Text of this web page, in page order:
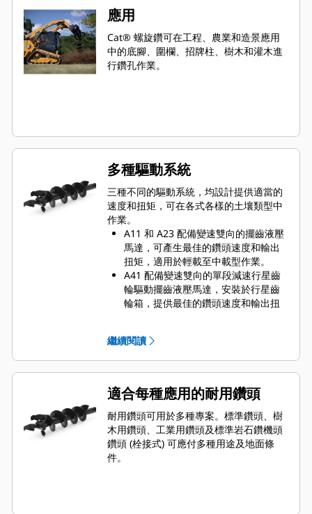
應用
Cat® 螺旋鑽可在工程、農業和造景應用
中的底腳、圍欄、招牌柱、樹木和灌木進
行鑽孔作業。
多種驅動系統
三種不同的驅動系統，均設計提供適當的
速度和扭矩，可在各式各樣的土壤類型中
作業。
A11 和 A23 配備變速雙向的擺齒液壓
馬達，可產生最佳的鑽頭速度和輸出
扭矩，適用於輕載至中載型作業。
A41 配備變速雙向的單段減速行星齒
輪驅動擺齒液壓馬達，安裝於行星齒
輪箱，提供最佳的鑽頭速度和輸出扭
輪驅動液壓齒輪馬達，安裝於行星齒
輪箱，提供最佳的鑽頭速度和輸出扭
矩，適合因應重載型的高性能鑽孔需
求。
繼續閱讀
適合每種應用的耐用鑽頭
耐用鑽頭可用於多種專案。標準鑽頭、樹
木用鑽頭、工業用鑽頭及標準岩石鑽機頭
鑽頭 (栓接式) 可應付多種用途及地面條
件。